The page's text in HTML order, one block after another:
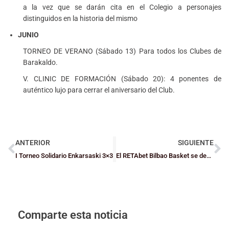
a la vez que se darán cita en el Colegio a personajes
distinguidos en la historia del mismo
JUNIO
TORNEO DE VERANO (Sábado 13) Para todos los Clubes de
Barakaldo.
V. CLINIC DE FORMACIÓN (Sábado 20): 4 ponentes de
auténtico lujo para cerrar el aniversario del Club.
ANTERIOR
I Torneo Solidario Enkarsaski 3×3
SIGUIENTE
El RETAbet Bilbao Basket se desinfla en el último cuarto en la final de la Euskal Kopa (66-55)
Comparte esta noticia